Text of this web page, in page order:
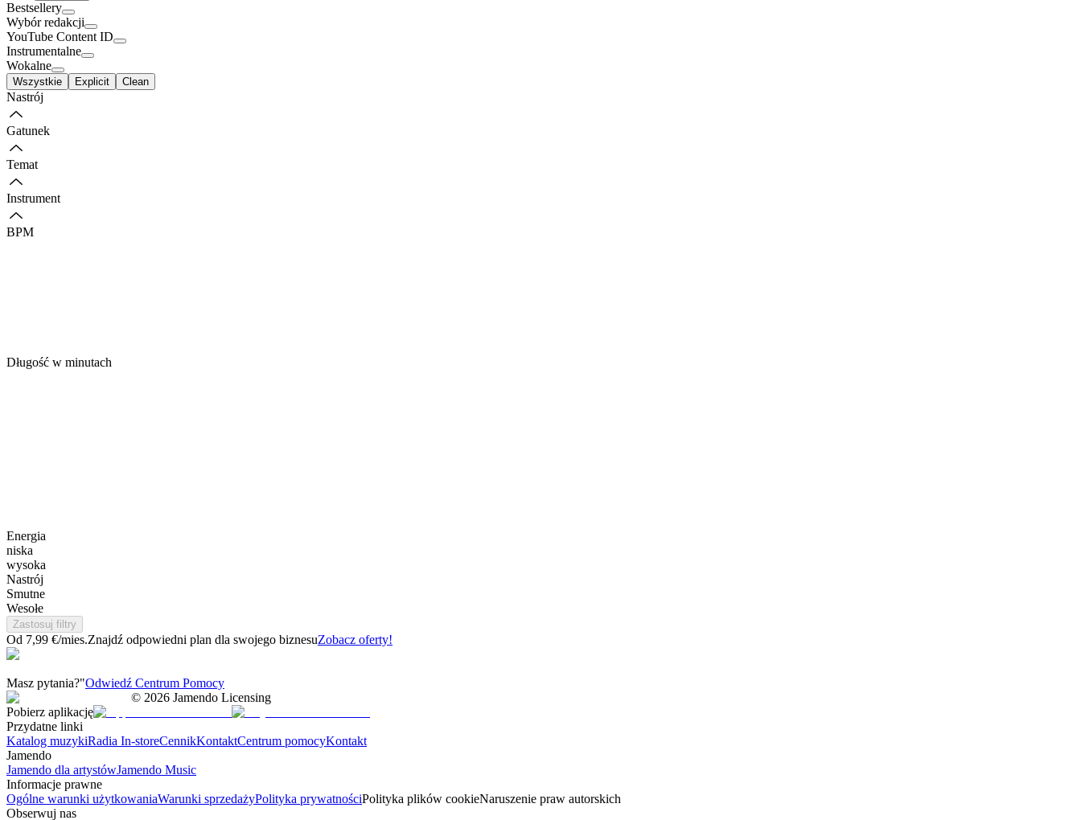
Bestsellery
Wybór redakcji
YouTube Content ID
Instrumentalne
Wokalne
Wszystkie Explicit Clean
Nastrój
Gatunek
Temat
Instrument
BPM
Długość w minutach
Energia
niska
wysoka
Nastrój
Smutne
Wesołe
Zastosuj filtry
Od 7,99 €/mies.Znajdź odpowiedni plan dla swojego biznesuZobacz oferty!
Masz pytania?"Odwiedź Centrum Pomocy
© 2026 Jamendo Licensing
Pobierz aplikację
Przydatne linki
Katalog muzykiRadia In-storeCennikKontaktCentrum pomocyKontakt
Jamendo
Jamendo dla artystówJamendo Music
Informacje prawne
Ogólne warunki użytkowaniaWarunki sprzedażyPolityka prywatnościPolityka plików cookieNaruszenie praw autorskich
Obserwuj nas